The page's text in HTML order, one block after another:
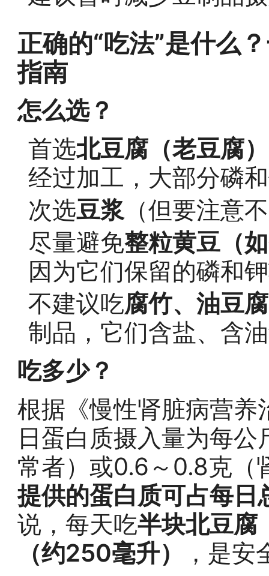
正确的“吃法”是什么
指南
怎么选？
首选北豆腐（老豆腐）
经过加工，大部分磷
次选豆浆（但要注意
尽量避免整粒黄豆（
因为它们保留的磷和
不建议吃腐竹、油豆
制品，它们含盐、含
吃多少？
根据《慢性肾脏病营
日蛋白质摄入量为每
常者）或0.6～0.8克（
提供的蛋白质可占每
说，每天吃半块北豆腐
（约250毫升）
，是